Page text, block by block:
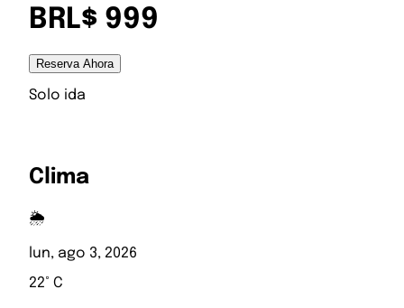
BRL$ 999
Reserva Ahora
Solo ida
Clima
🌦️
lun, ago 3, 2026
22° C